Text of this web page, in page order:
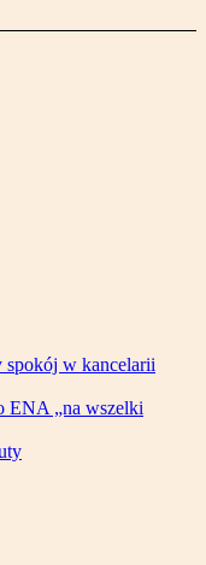
spokój w kancelarii
ENA „na wszelki